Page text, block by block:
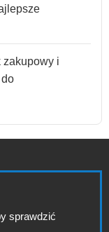
zakupowy i
sprawdzić